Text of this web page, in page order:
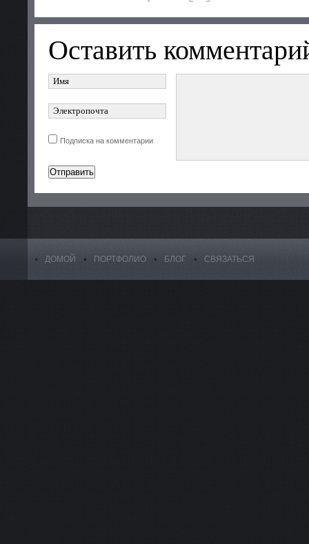
Оставить
Подписка на комментарии
ДОМОЙ ПОРТФОЛИО БЛОГ СВЯЗАТЬСЯ